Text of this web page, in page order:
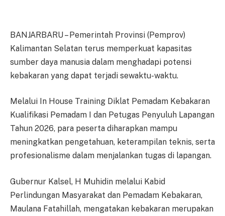
BANJARBARU – Pemerintah Provinsi (Pemprov)
Kalimantan Selatan terus memperkuat kapasitas
sumber daya manusia dalam menghadapi potensi
kebakaran yang dapat terjadi sewaktu-waktu.
Melalui In House Training Diklat Pemadam Kebakaran
Kualifikasi Pemadam I dan Petugas Penyuluh Lapangan
Tahun 2026, para peserta diharapkan mampu
meningkatkan pengetahuan, keterampilan teknis, serta
profesionalisme dalam menjalankan tugas di lapangan.
Gubernur Kalsel, H Muhidin melalui Kabid
Perlindungan Masyarakat dan Pemadam Kebakaran,
Maulana Fatahillah, mengatakan kebakaran merupakan